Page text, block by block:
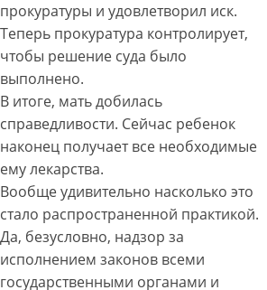
прокуратуры и удовлетворил иск.
Теперь прокуратура контролирует,
чтобы решение суда было
выполнено.
В итоге, мать добилась
справедливости. Сейчас ребенок
наконец получает все необходимые
ему лекарства.
Вообще удивительно насколько это
стало распространенной практикой.
Да, безусловно, надзор за
исполнением законов всеми
государственными органами и